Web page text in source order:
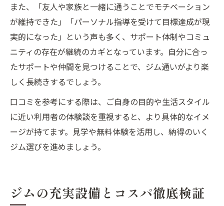
また、「友人や家族と一緒に通うことでモチベーション
が維持できた」「パーソナル指導を受けて目標達成が現
実的になった」という声も多く、サポート体制やコミュ
ニティの存在が継続のカギとなっています。自分に合っ
たサポートや仲間を見つけることで、ジム通いがより楽
しく長続きするでしょう。
口コミを参考にする際は、ご自身の目的や生活スタイル
に近い利用者の体験談を重視すると、より具体的なイメ
ージが持てます。見学や無料体験を活用し、納得のいく
ジム選びを進めましょう。
ジムの充実設備とコスパ徹底検証